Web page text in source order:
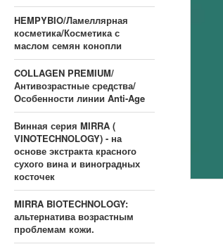
HEMPYBIO/Ламеллярная
косметика/Косметика с
маслом семян конопли
COLLAGEN PREMIUM/
Антивозрастные средства/
Особенности линии Anti-Age
Винная серия MIRRA (
VINOTECHNOLOGY) - на
основе экстракта красного
сухого вина и виноградных
косточек
MIRRA BIOTECHNOLOGY:
альтернатива возрастным
проблемам кожи.